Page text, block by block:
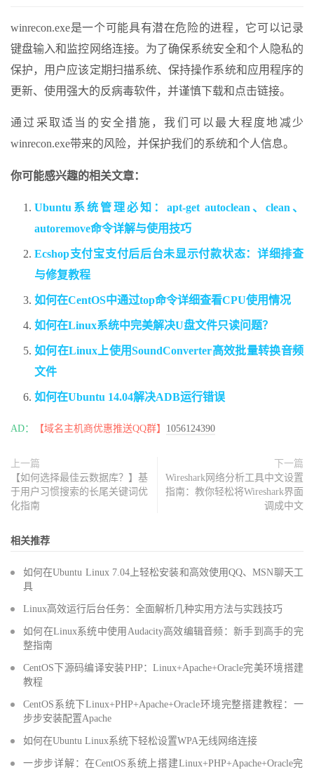
winrecon.exe是一个可能具有潜在危险的进程，它可以记录
键盘输入和监控网络连接。为了确保系统安全和个人隐私的
保护，用户应该定期扫描系统、保持操作系统和应用程序的
更新、使用强大的反病毒软件，并谨慎下载和点击链接。
通过采取适当的安全措施，我们可以最大程度地减少
winrecon.exe带来的风险，并保护我们的系统和个人信息。
你可能感兴趣的相关文章：
Ubuntu系统管理必知：apt-get autoclean、clean、
autoremove命令详解与使用技巧
Ecshop支付宝支付后后台未显示付款状态：详细排查
与修复教程
如何在CentOS中通过top命令详细查看CPU使用情况
如何在Linux系统中完美解决U盘文件只读问题？
如何在Linux上使用SoundConverter高效批量转换音频
文件
如何在Ubuntu 14.04解决ADB运行错误
AD： 【域名主机商优惠推送QQ群】 1056124390
上一篇
【如何选择最佳云数据库？】基
于用户习惯搜索的长尾关键词优
化指南
下一篇
Wireshark网络分析工具中文设置
指南：教你轻松将Wireshark界面
调成中文
相关推荐
如何在Ubuntu Linux 7.04上轻松安装和高效使用QQ、MSN聊天工
具
Linux高效运行后台任务：全面解析几种实用方法与实践技巧
如何在Linux系统中使用Audacity高效编辑音频：新手到高手的完
整指南
CentOS下源码编译安装PHP：Linux+Apache+Oracle完美环境搭建
教程
CentOS系统下Linux+PHP+Apache+Oracle环境完整搭建教程：一
步步安装配置Apache
如何在Ubuntu Linux系统下轻松设置WPA无线网络连接
一步步详解：在CentOS系统上搭建Linux+PHP+Apache+Oracle完